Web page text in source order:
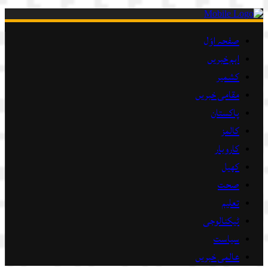
صفحہ اوّل
اہم خبریں
کشمیر
مقامی خبریں
پاکستان
کالمز
کاروبار
کھیل
صحت
تعلیم
ٹیکنالوجی
سیاست
عالمی خبریں